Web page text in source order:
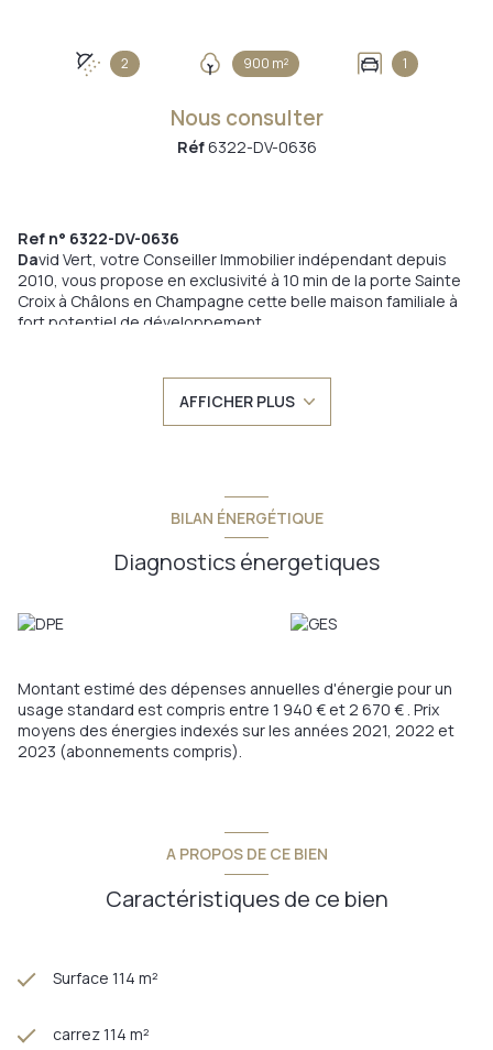
2 900 m² 1
Nous consulter
Réf6322-DV-0636
Ref n° 6322-DV-0636
David Vert, votre Conseiller Immobilier indépendant depuis
2010, vous propose en exclusivité à 10 min de la porte Sainte
Croix à Châlons en Champagne cette belle maison familiale à
fort potentiel de développement.
WC, 3 chambres, garage.
1er étage : palier, chambre avec un salle de douche avec WC
et vaste granier d'environ 80 m²
Annonce proposée par un agent commercial
Les informations sur les risques auxquels ce bien est exposé
sont disponibles sur le siteGéorisques
AFFICHER PLUS
BILAN ÉNERGÉTIQUE
Diagnostics énergetiques
Montant estimé des dépenses annuelles d'énergie pour un
usage standard est compris entre 1 940 € et 2 670 € . Prix
moyens des énergies indexés sur les années 2021, 2022 et
2023 (abonnements compris).
A PROPOS DE CE BIEN
Caractéristiques de ce bien
Surface 114 m²
carrez 114 m²